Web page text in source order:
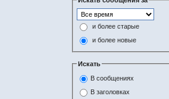
и более старые
и более новые
Искать
В сообщениях
В заголовках